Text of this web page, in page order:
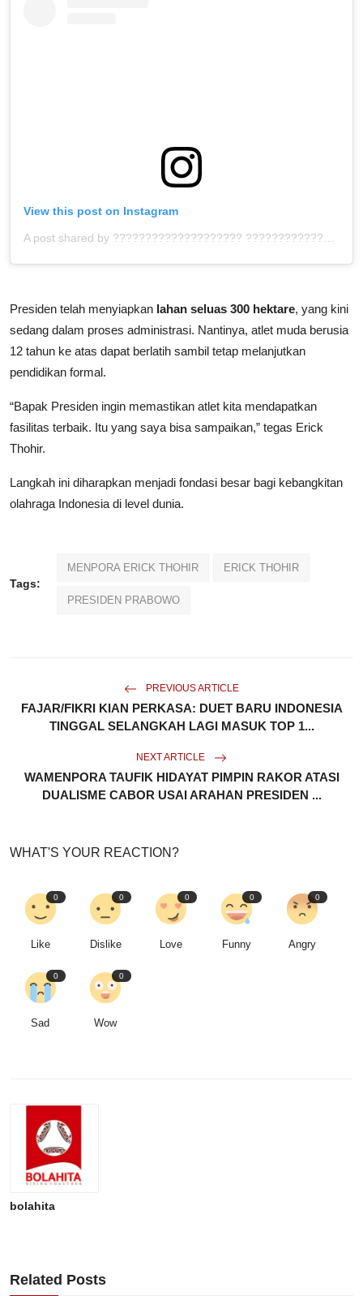
View this post on Instagram
Presiden telah menyiapkan lahan seluas 300 hektare, yang kini
sedang dalam proses administrasi. Nantinya, atlet muda berusia
12 tahun ke atas dapat berlatih sambil tetap melanjutkan
pendidikan formal.
“Bapak Presiden ingin memastikan atlet kita mendapatkan
fasilitas terbaik. Itu yang saya bisa sampaikan,” tegas Erick
Thohir.
Langkah ini diharapkan menjadi fondasi besar bagi kebangkitan
olahraga Indonesia di level dunia.
Tags:
MENPORA ERICK THOHIR ERICK THOHIR
PRESIDEN PRABOWO
PREVIOUS ARTICLE
FAJAR/FIKRI KIAN PERKASA: DUET BARU INDONESIA
TINGGAL SELANGKAH LAGI MASUK TOP 1...
NEXT ARTICLE
WAMENPORA TAUFIK HIDAYAT PIMPIN RAKOR ATASI
DUALISME CABOR USAI ARAHAN PRESIDEN ...
WHAT'S YOUR REACTION?
0
Like
0
Dislike
0
Love
0
Funny
0
Angry
0
Sad
0
Wow
bolahita
Related Posts